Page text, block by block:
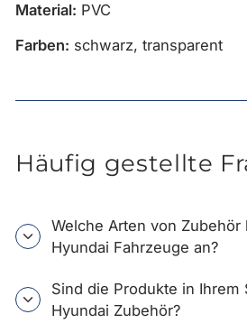
Material: PVC
Farben: schwarz, transparent
Häufig gestellte
Welche Arten von
Hyundai Fahrzeuge an?
Sind die Produkte in Ihrem
Hyundai Zubehör?